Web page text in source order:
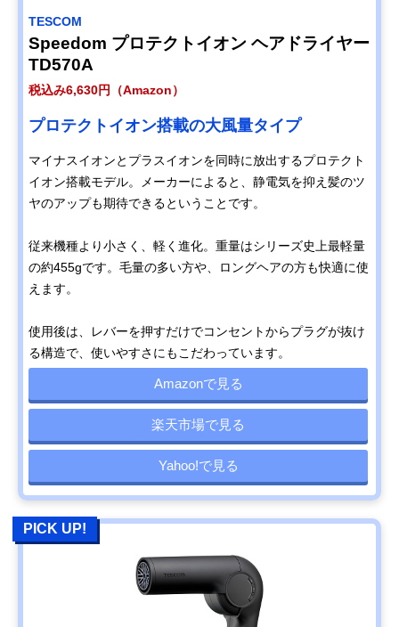
TESCOM
Speedom プロテクトイオン ヘアドライヤー
TD570A
税込み6,630円（Amazon）
プロテクトイオン搭載の大風量タイプ
マイナスイオンとプラスイオンを同時に放出するプロテクト
イオン搭載モデル。メーカーによると、静電気を抑え髪のツ
ヤのアップも期待できるということです。
従来機種より小さく、軽く進化。重量はシリーズ史上最軽量
の約455gです。毛量の多い方や、ロングヘアの方も快適に使
えます。
使用後は、レバーを押すだけでコンセントからプラグが抜け
る構造で、使いやすさにもこだわっています。
Amazonで見る
楽天市場で見る
Yahoo!で見る
PICK UP!